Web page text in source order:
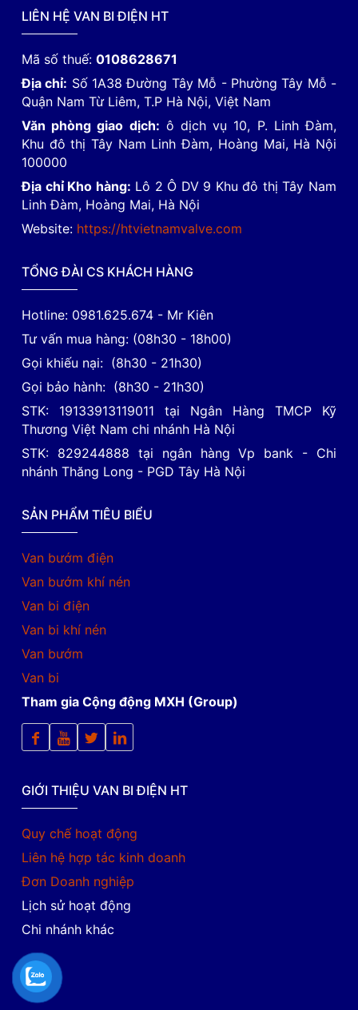
LIÊN HỆ VAN BI ĐIỆN HT
Mã số thuế: 0108628671
Địa chỉ: Số 1A38 Đường Tây Mỗ - Phường Tây Mỗ -
Quận Nam Từ Liêm, T.P Hà Nội, Việt Nam
Văn phòng giao dịch: ô dịch vụ 10, P. Linh Đàm,
Khu đô thị Tây Nam Linh Đàm, Hoàng Mai, Hà Nội
100000
Địa chỉ Kho hàng: Lô 2 Ô DV 9 Khu đô thị Tây Nam
Linh Đàm, Hoàng Mai, Hà Nội
Website: https://htvietnamvalve.com
TỔNG ĐÀI CS KHÁCH HÀNG
Hotline: 0981.625.674 - Mr Kiên
Tư vấn mua hàng: (08h30 - 18h00)
Gọi khiếu nại: (8h30 - 21h30)
Gọi bảo hành: (8h30 - 21h30)
STK: 19133913119011 tại Ngân Hàng TMCP Kỹ
Thương Việt Nam chi nhánh Hà Nội
STK: 829244888 tại ngân hàng Vp bank - Chi
nhánh Thăng Long - PGD Tây Hà Nội
SẢN PHẨM TIÊU BIỂU
Van bướm điện
Van bướm khí nén
Van bi điện
Van bi khí nén
Van bướm
Van bi
Tham gia Cộng động MXH (Group)
GIỚI THIỆU VAN BI ĐIỆN HT
Quy chế hoạt động
Liên hệ hợp tác kinh doanh
Đơn Doanh nghiệp
Lịch sử hoạt động
Chi nhánh khác